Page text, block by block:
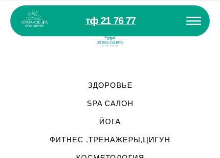
ЗДОРОВЬЕ
SPA САЛОН
ЙОГА
ФИТНЕС ,ТРЕНАЖЕРЫ,ЦИГУН